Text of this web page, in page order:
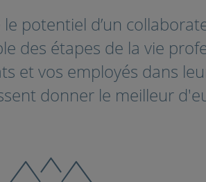
potentiel d’un
des étapes de la vie
et vos employés dans
donner le meilleur